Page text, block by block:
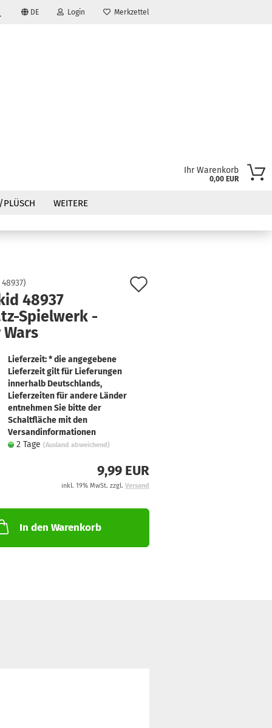
DE Login Merkzettel
Ihr Warenkorb
0,00 EUR
WEITERE
48937)
48937
Spielwerk -
Lieferzeit: * die angegebene
Lieferzeit gilt für Lieferungen
innerhalb Deutschlands,
Lieferzeiten für andere Länder
entnehmen Sie bitte der
Schaltfläche mit den
Versandinformationen
2 Tage (Ausland abweichend)
9,99 EUR
inkl. 19% MwSt. zzgl. Versand
In den Warenkorb